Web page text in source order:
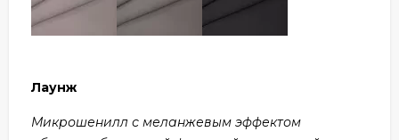
Лаунж
Микрошенилл с меланжевым эффектом